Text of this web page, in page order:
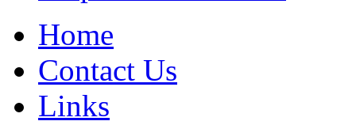
Home
Contact Us
Links